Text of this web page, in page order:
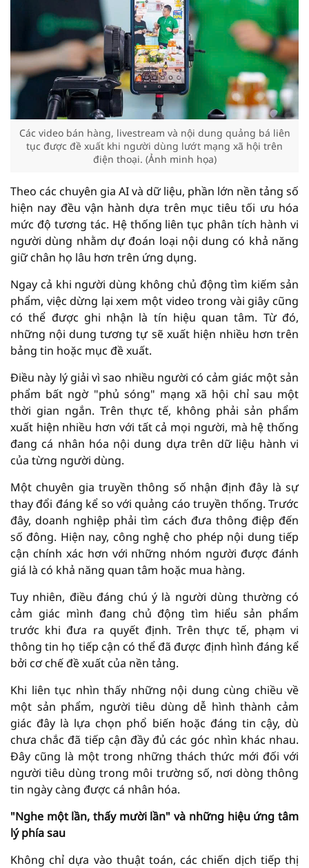
Các video bán hàng, livestream và nội dung quảng bá liên
tục được đề xuất khi người dùng lướt mạng xã hội trên
điện thoại. (Ảnh minh họa)
Theo các chuyên gia AI và dữ liệu, phần lớn nền tảng số
hiện nay đều vận hành dựa trên mục tiêu tối ưu hóa
mức độ tương tác. Hệ thống liên tục phân tích hành vi
người dùng nhằm dự đoán loại nội dung có khả năng
giữ chân họ lâu hơn trên ứng dụng.
Ngay cả khi người dùng không chủ động tìm kiếm sản
phẩm, việc dừng lại xem một video trong vài giây cũng
có thể được ghi nhận là tín hiệu quan tâm. Từ đó,
những nội dung tương tự sẽ xuất hiện nhiều hơn trên
bảng tin hoặc mục đề xuất.
Điều này lý giải vì sao nhiều người có cảm giác một sản
phẩm bất ngờ "phủ sóng" mạng xã hội chỉ sau một
thời gian ngắn. Trên thực tế, không phải sản phẩm
xuất hiện nhiều hơn với tất cả mọi người, mà hệ thống
đang cá nhân hóa nội dung dựa trên dữ liệu hành vi
của từng người dùng.
Một chuyên gia truyền thông số nhận định đây là sự
thay đổi đáng kể so với quảng cáo truyền thống. Trước
đây, doanh nghiệp phải tìm cách đưa thông điệp đến
số đông. Hiện nay, công nghệ cho phép nội dung tiếp
cận chính xác hơn với những nhóm người được đánh
giá là có khả năng quan tâm hoặc mua hàng.
Tuy nhiên, điều đáng chú ý là người dùng thường có
cảm giác mình đang chủ động tìm hiểu sản phẩm
trước khi đưa ra quyết định. Trên thực tế, phạm vi
thông tin họ tiếp cận có thể đã được định hình đáng kể
bởi cơ chế đề xuất của nền tảng.
Khi liên tục nhìn thấy những nội dung cùng chiều về
một sản phẩm, người tiêu dùng dễ hình thành cảm
giác đây là lựa chọn phổ biến hoặc đáng tin cậy, dù
chưa chắc đã tiếp cận đầy đủ các góc nhìn khác nhau.
Đây cũng là một trong những thách thức mới đối với
người tiêu dùng trong môi trường số, nơi dòng thông
tin ngày càng được cá nhân hóa.
"Nghe một lần, thấy mười lần" và những hiệu ứng tâm
lý phía sau
Không chỉ dựa vào thuật toán, các chiến dịch tiếp thị